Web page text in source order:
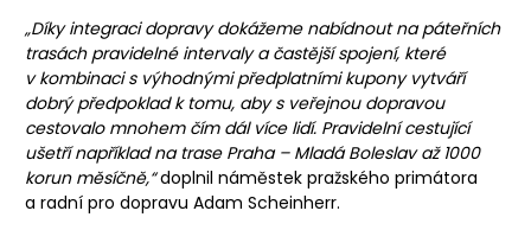
„Díky integraci dopravy dokážeme nabídnout na páteřních
trasách pravidelné intervaly a častější spojení, které
v kombinaci s výhodnými předplatními kupony vytváří
dobrý předpoklad k tomu, aby s veřejnou dopravou
cestovalo mnohem čím dál více lidí. Pravidelní cestující
ušetří například na trase Praha – Mladá Boleslav až 1000
korun měsíčně,“doplnil náměstek pražského primátora
a radní pro dopravu Adam Scheinherr.